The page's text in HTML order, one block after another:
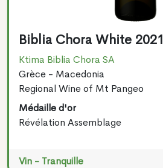
Biblia Chora White 2021
Ktima Biblia Chora SA
Grèce - Macedonia
Regional Wine of Mt Pangeo
Médaille d'or
Révélation Assemblage
Vin - Tranquille